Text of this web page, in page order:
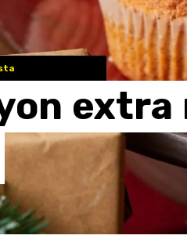
extra